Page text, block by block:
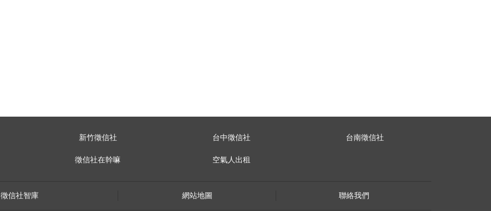
新竹徵信社 台中徵信社 台南徵信社
徵信社在幹嘛 空氣人出租
徵信社智庫 網站地圖 聯絡我們